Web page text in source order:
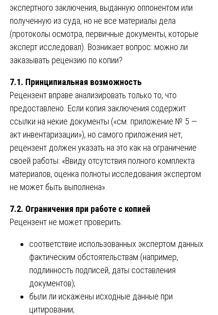
экспертного заключения, выданную оппонентом или
полученную из суда, но не все материалы дела
(протоколы осмотра, первичные документы, которые
эксперт исследовал). Возникает вопрос: можно ли
заказывать рецензию по копии?
7.1. Принципиальная возможность
Рецензент вправе анализировать только то, что
предоставлено. Если копия заключения содержит
ссылки на некие документы («см. приложение № 5 —
акт инвентаризации»), но самого приложения нет,
рецензент должен указать на это как на ограничение
своей работы: «Ввиду отсутствия полного комплекта
материалов, оценка полноты исследования экспертом
не может быть выполнена».
7.2. Ограничения при работе с копией
Рецензент не может проверить:
соответствие использованных экспертом данных
фактическим обстоятельствам (например,
подлинность подписей, даты составления
документов);
были ли искажены исходные данные при
цитировании;